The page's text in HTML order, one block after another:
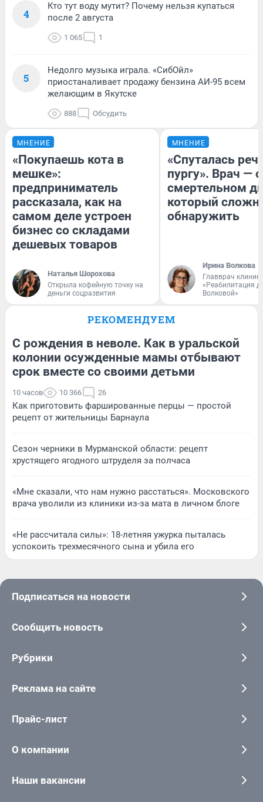
4
Кто тут воду мутит? Почему нельзя купаться
после 2 августа
1 065 1
5
Недолго музыка играла. «СибОйл»
приостаналивает продажу бензина АИ-95 всем
желающим в Якутске
888 Обсудить
МНЕНИЕ
«Покупаешь кота в
мешке»:
предприниматель
рассказала, как на
самом деле устроен
бизнес со складами
дешевых товаров
Наталья Шорохова
Открыла кофейную точку на
деньги соцразвития
МНЕНИЕ
«Спуталась
пургу». Врач — о
смертельном
который
обнаружить
Ирина Волкова
Главврач
«Реабилитация
Волковой»
РЕКОМЕНДУЕМ
С рождения в неволе. Как в уральской
колонии осужденные мамы отбывают
срок вместе со своими детьми
10 часов 10 366 26
Как приготовить фаршированные перцы — простой
рецепт от жительницы Барнаула
Сезон черники в Мурманской области: рецепт
хрустящего ягодного штруделя за полчаса
«Мне сказали, что нам нужно расстаться». Московского
врача уволили из клиники из-за мата в личном блоге
«Не рассчитала силы»: 18-летняя ужурка пыталась
успокоить трехмесячного сына и убила его
Подписаться на новости
Сообщить новость
Рубрики
Реклама на сайте
Прайс-лист
О компании
Наши вакансии